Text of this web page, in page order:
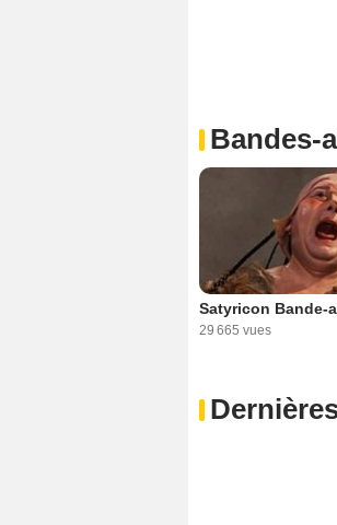
Bandes-
Satyricon Bande-
29 665 vues